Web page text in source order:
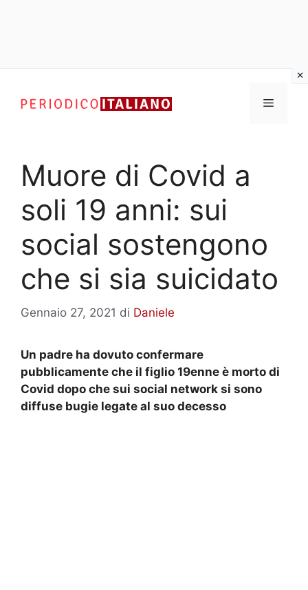
contenuto
Menu
Muore di Covid a
soli 19 anni: sui
social sostengono
che si sia suicidato
Gennaio 27, 2021 di Daniele
Un padre ha dovuto confermare
pubblicamente che il figlio 19enne è morto di
Covid dopo che sui social network si sono
diffuse bugie legate al suo decesso